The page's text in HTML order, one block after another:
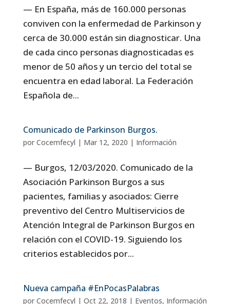
— En España, más de 160.000 personas
conviven con la enfermedad de Parkinson y
cerca de 30.000 están sin diagnosticar. Una
de cada cinco personas diagnosticadas es
menor de 50 años y un tercio del total se
encuentra en edad laboral. La Federación
Española de...
Comunicado de Parkinson Burgos.
por Cocemfecyl | Mar 12, 2020 | Información
— Burgos, 12/03/2020. Comunicado de la
Asociación Parkinson Burgos a sus
pacientes, familias y asociados: Cierre
preventivo del Centro Multiservicios de
Atención Integral de Parkinson Burgos en
relación con el COVID-19. Siguiendo los
criterios establecidos por...
Nueva campaña #EnPocasPalabras
por Cocemfecyl | Oct 22, 2018 | Eventos, Información